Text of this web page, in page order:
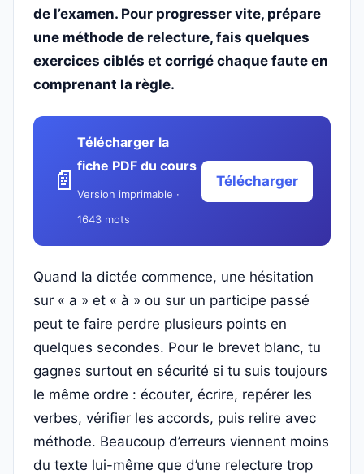
de l’examen. Pour progresser vite, prépare
une méthode de relecture, fais quelques
exercices ciblés et corrigé chaque faute en
comprenant la règle.
📄
Télécharger la
fiche PDF du cours
Version imprimable ·
1643 mots
Télécharger
Quand la dictée commence, une hésitation
sur « a » et « à » ou sur un participe passé
peut te faire perdre plusieurs points en
quelques secondes. Pour le brevet blanc, tu
gagnes surtout en sécurité si tu suis toujours
le même ordre : écouter, écrire, repérer les
verbes, vérifier les accords, puis relire avec
méthode. Beaucoup d’erreurs viennent moins
du texte lui-même que d’une relecture trop